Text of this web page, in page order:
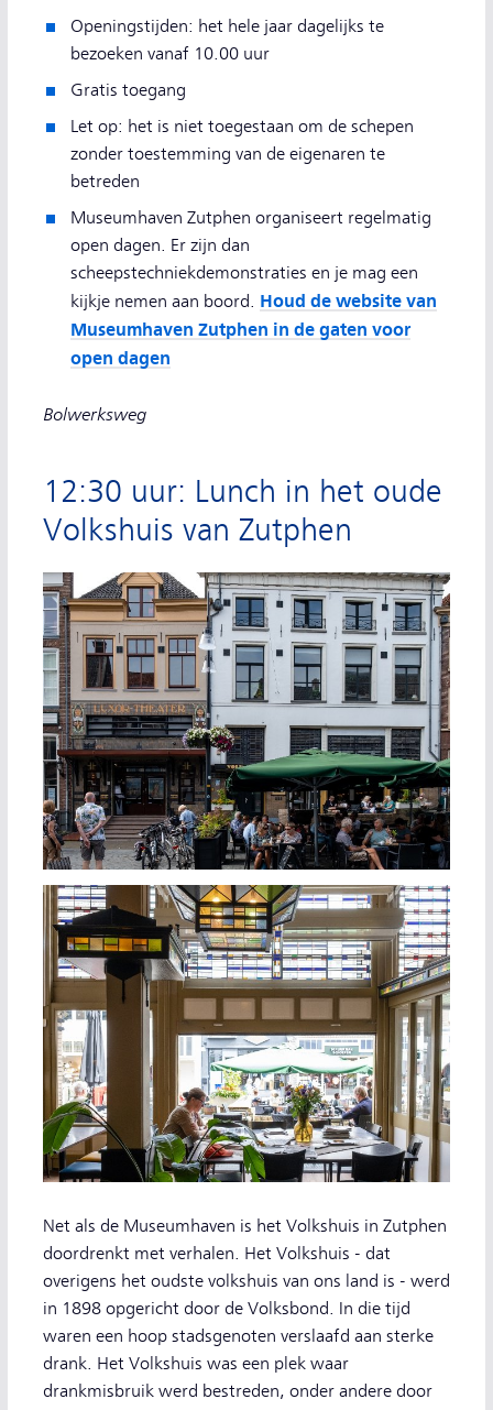
Openingstijden: het hele jaar dagelijks te
bezoeken vanaf 10.00 uur
Gratis toegang
Let op: het is niet toegestaan om de schepen
zonder toestemming van de eigenaren te
betreden
Museumhaven Zutphen organiseert regelmatig
open dagen. Er zijn dan
scheepstechniekdemonstraties en je mag een
kijkje nemen aan boord. Houd de website van
Museumhaven Zutphen in de gaten voor
open dagen
Bolwerksweg
12:30 uur: Lunch in het oude
Volkshuis van Zutphen
Net als de Museumhaven is het Volkshuis in Zutphen
doordrenkt met verhalen. Het Volkshuis - dat
overigens het oudste volkshuis van ons land is - werd
in 1898 opgericht door de Volksbond. In die tijd
waren een hoop stadsgenoten verslaafd aan sterke
drank. Het Volkshuis was een plek waar
drankmisbruik werd bestreden, onder andere door